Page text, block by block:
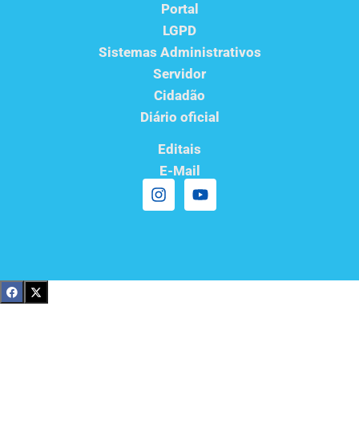
Portal
LGPD
Sistemas Administrativos
Servidor
Cidadão
Diário oficial
Editais
E-Mail